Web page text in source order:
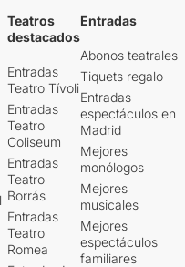
Teatros
destacados
Entradas
Teatro Tívoli
Entradas
Teatro
Coliseum
Entradas
Teatro
Borrás
Entradas
Teatro
Romea
Entradas
Abonos teatrales
Tiquets regalo
Entradas
espectáculos en
Madrid
Mejores
monólogos
Mejores
musicales
Mejores
espectáculos
familiares